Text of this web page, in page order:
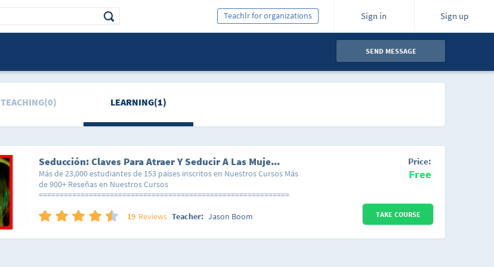
Sign in Sign up
Teachlr for organizations
SEND MESSAGE
TEACHING(0) LEARNING(1)
Seducción: Claves Para Atraer Y Seducir A Las Mujeres
Más de 23,000 estudiantes de 153 países inscritos en Nuestros Cursos Más
de 900+ Reseñas en Nuestros Cursos
============================================================
? Cómo saber y aplicar las claves de la atracción para seducir mujeres? ?
novia? ? Cómo enamorar a una chica usando conceptos clave de seducción
19 Reviews Teacher: Jason Boom
Price:
Free
TAKE COURSE